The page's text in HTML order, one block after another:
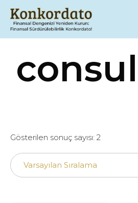
Gösterilen sonuç sayısı: 2